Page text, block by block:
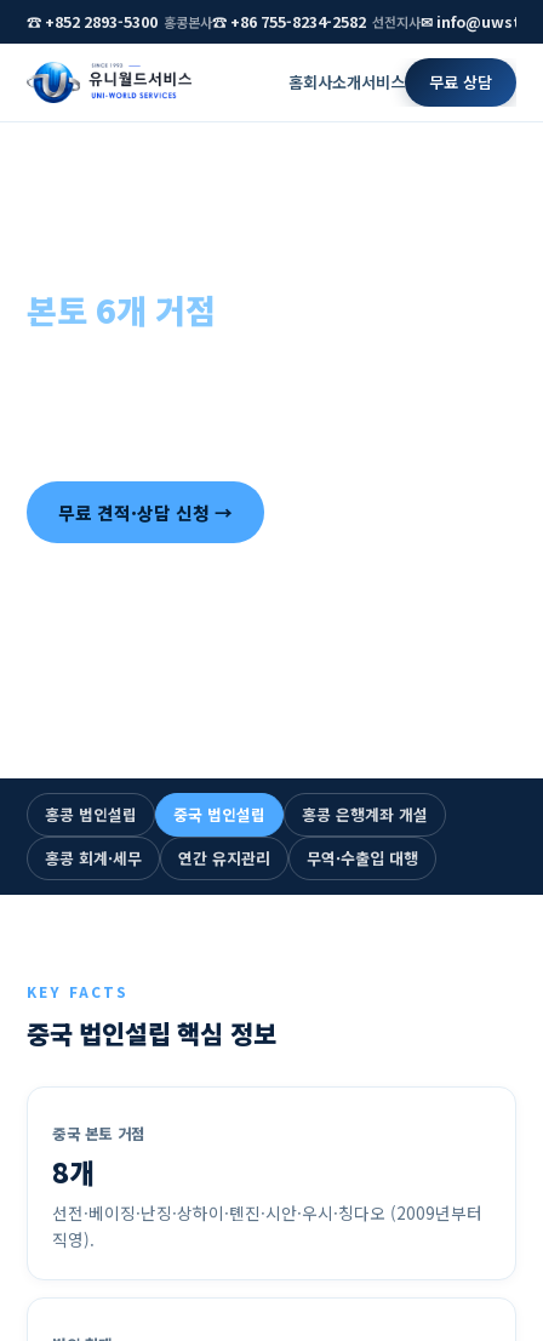
☎ +852 2893-5300 홍콩본사☎ +86 755-8234-2582 선전지사✉
홈회사소개서비스 무료 상담
본토 6개 거점
무료 견적·상담 신청 →
홍콩 법인설립 중국 법인설립
홍콩 은행계좌 개설
홍콩 회계·세무
연간 유지관리 무역·수출입 대행
KEY FACTS
중국 법인설립 핵심 정보
중국 본토 거점
8개
선전·베이징·난징·상하이·톈진·시안·우시·칭다오 (2009년부터
직영).